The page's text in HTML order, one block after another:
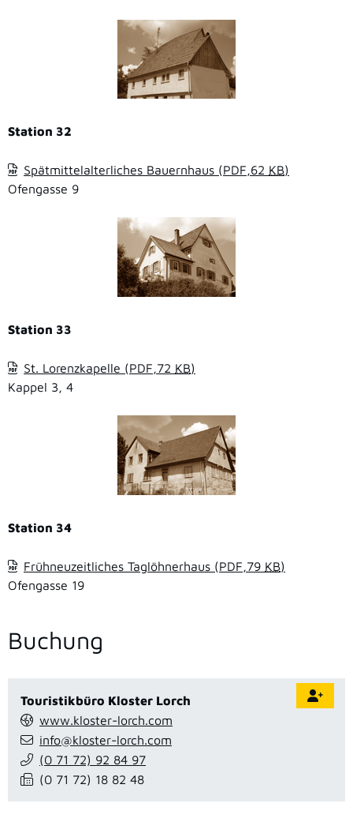
Station 32
Spätmittelalterliches Bauernhaus (PDF,62 KB)
Ofengasse 9
Station 33
St. Lorenzkapelle (PDF,72 KB)
Kappel 3, 4
Station 34
Frühneuzeitliches Taglöhnerhaus (PDF,79 KB)
Ofengasse 19
Buchung
Touristikbüro Kloster Lorch
www.kloster-lorch.com
info@kloster-lorch.com
(0 71 72) 92 84 97
(0 71 72) 18 82 48